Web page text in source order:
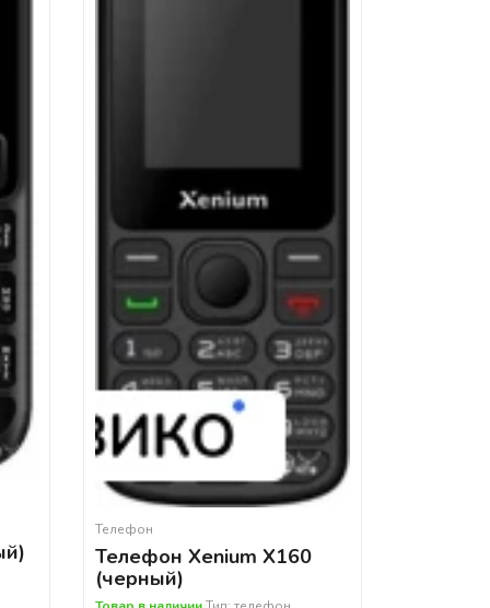
Телефон
Телефон Xenium X160
(черный)